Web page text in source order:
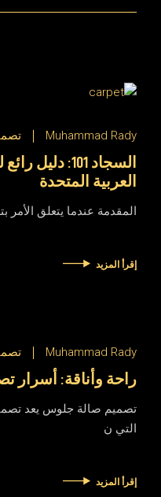
Muhammad Rady
السجاد 101:
العربية المتحدة
المقدمة عندما يتعلق الأمر
إقرأ المزيد
Muhammad Rady
راحة وأناقة: أسرار
تصميم صالة جلوس يعد
التي ن
إقرأ المزيد